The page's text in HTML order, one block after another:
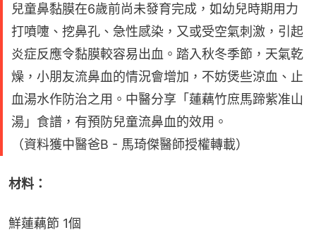
兒童鼻黏膜在6歲前尚未發育完成，如幼兒時期用力
打噴嚔、挖鼻孔、急性感染，又或受空氣刺激，引起
炎症反應令黏膜較容易出血。踏入秋冬季節，天氣乾
燥，小朋友流鼻血的情況會增加，不妨煲些涼血、止
血湯水作防治之用。中醫分享「蓮藕竹庶馬蹄紫准山
湯」食譜，有預防兒童流鼻血的效用。
（資料獲中醫爸B - 馬琦傑醫師授權轉載）
材料：
鮮蓮藕節 1個